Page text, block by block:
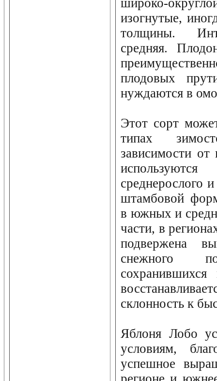
изогнутые,
толщины.
средняя.
плодовых
нуждаются в
Этот сорт
типах
зависимости от
среднерослого
штамбовой
в южных и
части, в
подвержена
снежного
склонность к
Яблоня Лобо
условиям,
успешное